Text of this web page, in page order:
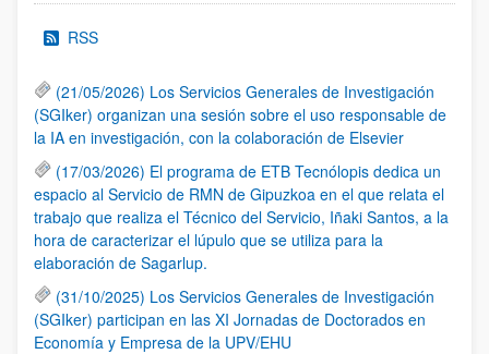
RSS
(21/05/2026) Los Servicios Generales de Investigación
(SGIker) organizan una sesión sobre el uso responsable de
la IA en investigación, con la colaboración de Elsevier
(17/03/2026) El programa de ETB Tecnólopis dedica un
espacio al Servicio de RMN de Gipuzkoa en el que relata el
trabajo que realiza el Técnico del Servicio, Iñaki Santos, a la
hora de caracterizar el lúpulo que se utiliza para la
elaboración de Sagarlup.
(31/10/2025) Los Servicios Generales de Investigación
(SGIker) participan en las XI Jornadas de Doctorados en
Economía y Empresa de la UPV/EHU